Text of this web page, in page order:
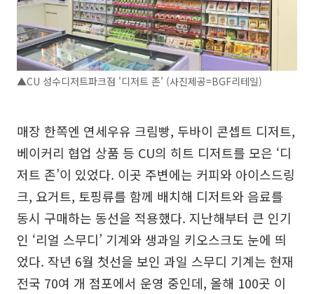
▲CU 성수디저트파크점 '디저트 존' (사진제공=BGF리테일)
매장 한쪽엔 연세우유 크림빵, 두바이 콘셉트 디저트,
베이커리 협업 상품 등 CU의 히트 디저트를 모은 ‘디
저트 존’이 있었다. 이곳 주변에는 커피와 아이스드링
크, 요거트, 토핑류를 함께 배치해 디저트와 음료를
동시 구매하는 동선을 적용했다. 지난해부터 큰 인기
인 ‘리얼 스무디’ 기계와 생과일 키오스크도 눈에 띄
었다. 작년 6월 첫선을 보인 과일 스무디 기계는 현재
전국 70여 개 점포에서 운영 중인데, 올해 100곳 이